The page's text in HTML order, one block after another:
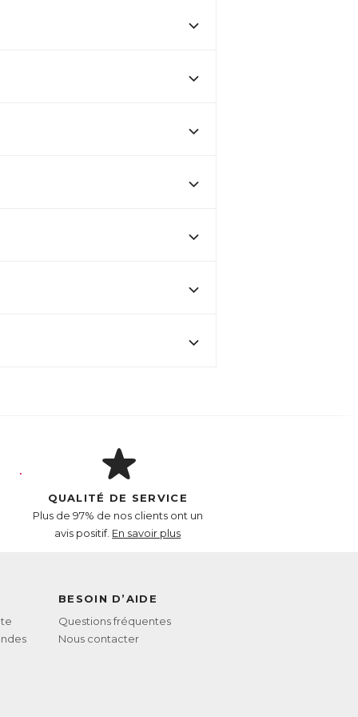
QUALITÉ DE SERVICE
Plus de 97% de nos clients ont un
avis positif. En savoir plus
BESOIN D’AIDE
Questions fréquentes
Nous contacter